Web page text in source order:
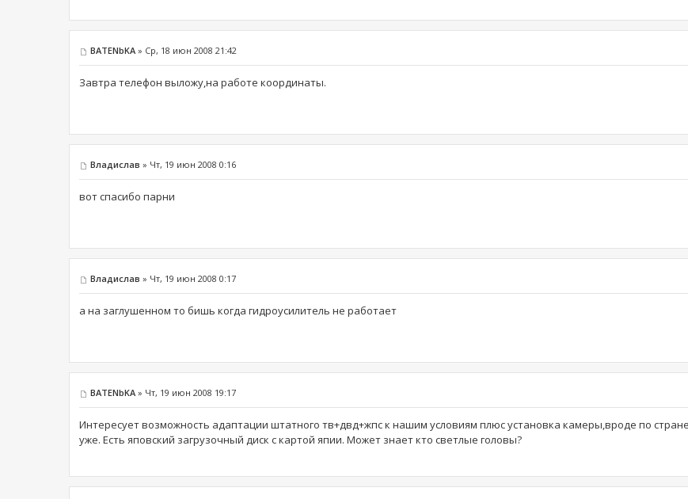
BATENbKA » Ср, 18 июн 2008 21:42
Завтра телефон выложу,на работе координаты.
Владислав » Чт, 19 июн 2008 0:16
вот спасибо парни
Владислав » Чт, 19 июн 2008 0:17
а на заглушенном то бишь когда гидроусилитель не работает
BATENbKA » Чт, 19 июн 2008 19:17
Интересует возможность адаптации штатного тв+двд+жпс к нашим условиям плюс установка камеры,вроде по
уже. Есть яповский загрузочный диск с картой япии. Может знает кто светлые головы?